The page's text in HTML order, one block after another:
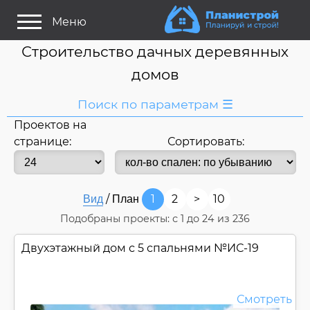
Меню
Строительство дачных деревянных
домов
Поиск по параметрам ☰
Я ищу:
Дом
Баня
Название
Строитель/Архитектор
Стиль проекта
Только проекты Только строительство
Площадь
Проектов на
странице:
Сортировать:
Вид / План 1 2 > 10
Подобраны проекты: с 1 до 24 из 236
Двухэтажный дом с 5 спальнями №ИС-19
Смотреть